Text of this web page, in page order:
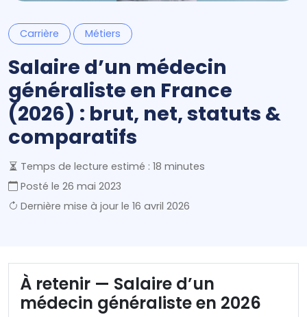
Carrière Métiers
Salaire d’un médecin
généraliste en France
(2026) : brut, net, statuts &
comparatifs
Temps de lecture estimé : 18 minutes
Posté le 26 mai 2023
Dernière mise à jour le 16 avril 2026
À retenir — Salaire d’un
médecin généraliste en 2026